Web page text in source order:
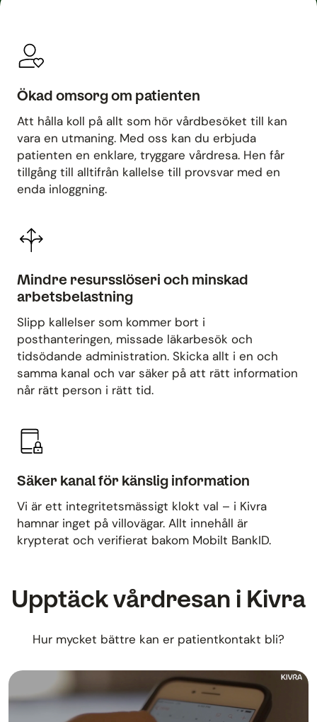
Ökad omsorg om patienten
Att hålla koll på allt som hör vårdbesöket till kan
vara en utmaning. Med oss kan du erbjuda
patienten en enklare, tryggare vårdresa. Hen får
tillgång till alltifrån kallelse till provsvar med en
enda inloggning.
Mindre resursslöseri och minskad
arbetsbelastning
Slipp kallelser som kommer bort i
posthanteringen, missade läkarbesök och
tidsödande administration. Skicka allt i en och
samma kanal och var säker på att rätt information
når rätt person i rätt tid.
Säker kanal för känslig information
Vi är ett integritetsmässigt klokt val – i Kivra
hamnar inget på villovägar. Allt innehåll är
krypterat och verifierat bakom Mobilt BankID.
Upptäck vårdresan i Kivra
Hur mycket bättre kan er patientkontakt bli?